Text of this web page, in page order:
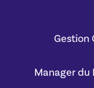
Gestion
Manager du